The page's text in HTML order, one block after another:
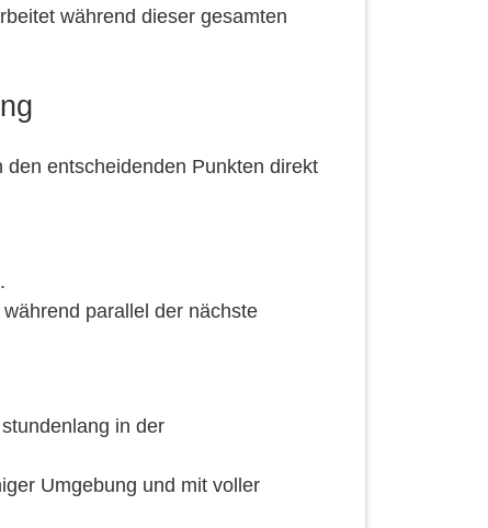
während dieser gesamten
entscheidenden Punkten direkt
parallel der nächste
in der
Umgebung und mit voller